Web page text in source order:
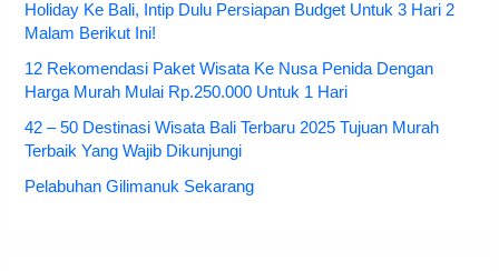
Holiday Ke Bali, Intip Dulu Persiapan Budget Untuk 3 Hari 2
Malam Berikut Ini!
12 Rekomendasi Paket Wisata Ke Nusa Penida Dengan
Harga Murah Mulai Rp.250.000 Untuk 1 Hari
42 – 50 Destinasi Wisata Bali Terbaru 2025 Tujuan Murah
Terbaik Yang Wajib Dikunjungi
Pelabuhan Gilimanuk Sekarang